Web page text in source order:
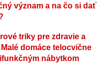
význam a na čo si dať
triky pre zdravie a
domáce telocvične
nábytkom